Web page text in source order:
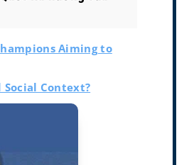
Aiming to
Context?